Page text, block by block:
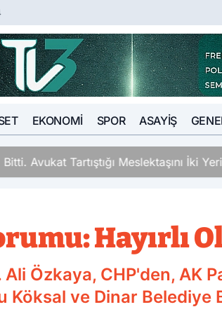
EKONOMI SPOR ASAYIŞ
Avukat Tartıştığı Meslektaşını İki
Hayırlı
Özkaya, CHP'den, AK
ve Dinar Belediye